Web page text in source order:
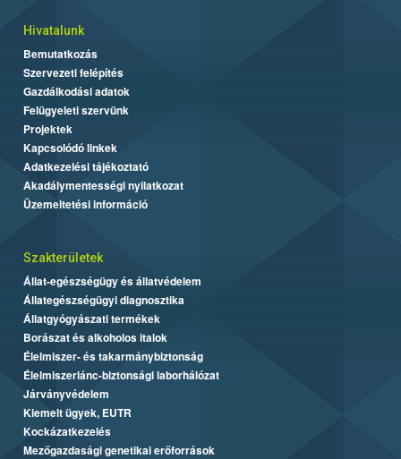
Hivatalunk
Bemutatkozás
Szervezeti felépítés
Gazdálkodási adatok
Felügyeleti szervünk
Projektek
Kapcsolódó linkek
Adatkezelési tájékoztató
Akadálymentességi nyilatkozat
Üzemeltetési információ
Szakterületek
Állat-egészségügy és állatvédelem
Állategészségügyi diagnosztika
Állatgyógyászati termékek
Borászat és alkoholos italok
Élelmiszer- és takarmánybiztonság
Élelmiszerlánc-biztonsági laborhálózat
Járványvédelem
Kiemelt ügyek, EUTR
Kockázatkezelés
Mezőgazdasági genetikai erőforrások